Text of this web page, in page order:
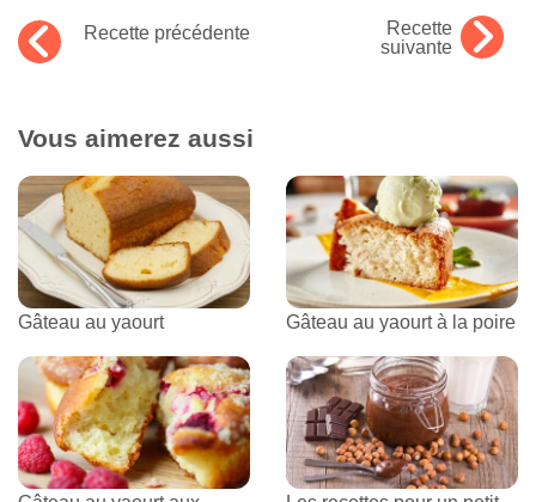
Recette précédente
Recette
suivante
Vous aimerez aussi
Gâteau au yaourt Gâteau au yaourt à la poire